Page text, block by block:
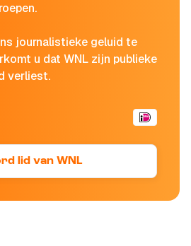
journalistieke geluid te
u dat WNL zijn publieke
verliest.
lid van WNL